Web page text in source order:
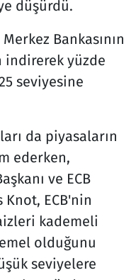
düşürdü.
Bankasının
indirerek yüzde
seviyesine
da piyasaların
ederken,
ve ECB
ECB'nin
kademeli
olduğunu
seviyelere